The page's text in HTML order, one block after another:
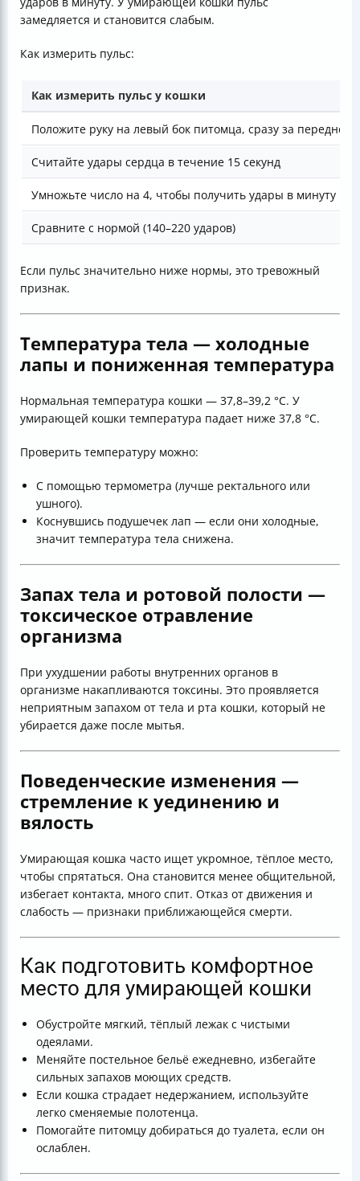
замедляется и становится слабым.
Как измерить пульс:
Как измерить пульс у кошки
Положите руку на левый бок питомца, сразу за передней
Считайте удары сердца в течение 15 секунд
Умножьте число на 4, чтобы получить удары в минуту
Сравните с нормой (140–220 ударов)
Если пульс значительно ниже нормы, это тревожный
признак.
Температура тела — холодные
лапы и пониженная температура
Нормальная температура кошки — 37,8–39,2 °C. У
умирающей кошки температура падает ниже 37,8 °C.
Проверить температуру можно:
С помощью термометра (лучше ректального или
ушного).
Коснувшись подушечек лап — если они холодные,
значит температура тела снижена.
Запах тела и ротовой полости —
токсическое отравление
организма
При ухудшении работы внутренних органов в
организме накапливаются токсины. Это проявляется
неприятным запахом от тела и рта кошки, который не
убирается даже после мытья.
Поведенческие изменения —
стремление к уединению и
вялость
Умирающая кошка часто ищет укромное, тёплое место,
чтобы спрятаться. Она становится менее общительной,
избегает контакта, много спит. Отказ от движения и
слабость — признаки приближающейся смерти.
Как подготовить комфортное
место для умирающей кошки
Обустройте мягкий, тёплый лежак с чистыми
одеялами.
Меняйте постельное бельё ежедневно, избегайте
сильных запахов моющих средств.
Если кошка страдает недержанием, используйте
легко сменяемые полотенца.
Помогайте питомцу добираться до туалета, если он
ослаблен.